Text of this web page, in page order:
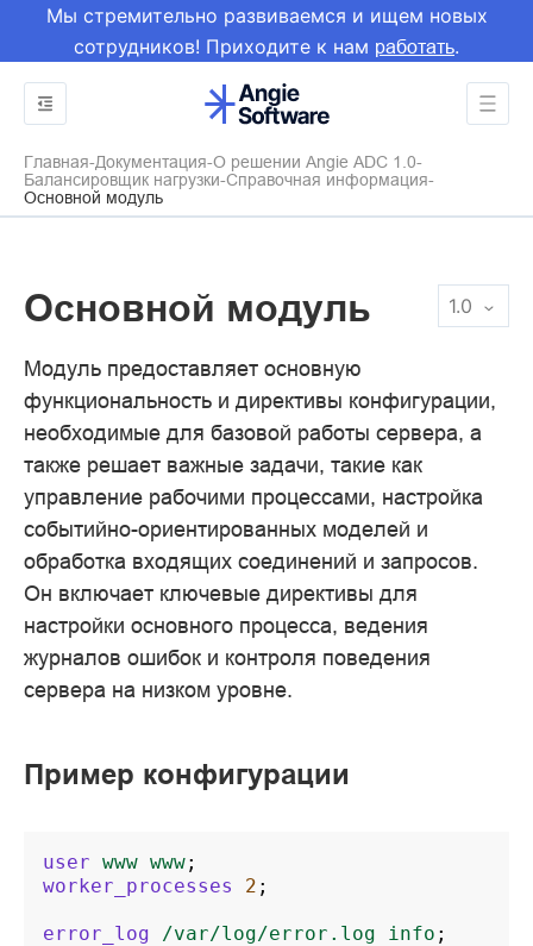
Мы стремительно развиваемся и ищем новых
сотрудников! Приходите к нам работать.
Главная Документация О решении Angie ADC 1.0
Балансировщик нагрузки Справочная информация
Основной модуль
1.0
Основной модуль
Модуль предоставляет основную
функциональность и директивы конфигурации,
необходимые для базовой работы сервера, а
также решает важные задачи, такие как
управление рабочими процессами, настройка
событийно-ориентированных моделей и
обработка входящих соединений и запросов.
Он включает ключевые директивы для
настройки основного процесса, ведения
журналов ошибок и контроля поведения
сервера на низком уровне.
Пример конфигурации
user www www;
worker_processes
2 ;
error_log /var/log/error.log info ;